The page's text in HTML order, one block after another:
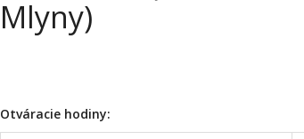
Mlyny)
Otváracie hodiny: